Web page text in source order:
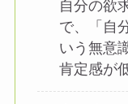
自分の欲
で、「自
いう無意
肯定感が